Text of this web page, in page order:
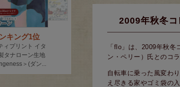
2009年秋冬
「flo」は、2009年秋
ン・ペリー）氏とのコラ
自転車に乗った風変わ
え尽きる家やゴミ袋の